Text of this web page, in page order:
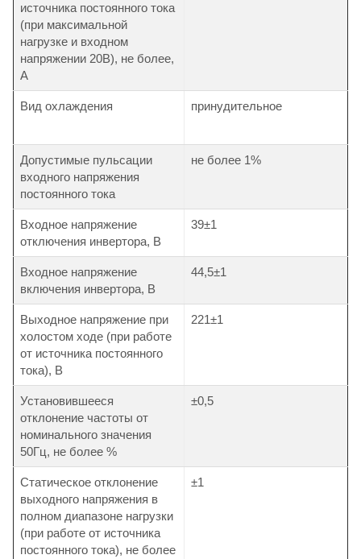
источника постоянного тока
(при максимальной
нагрузке и входном
напряжении 20В), не более,
А
Вид охлаждения принудительное
Допустимые пульсации
входного напряжения
постоянного тока
не более 1%
Входное напряжение
отключения инвертора, В
39±1
Входное напряжение
включения инвертора, В
44,5±1
Выходное напряжение при
холостом ходе (при работе
от источника постоянного
тока), В
221±1
Установившееся
отклонение частоты от
номинального значения
50Гц, не более %
±0,5
Статическое отклонение
выходного напряжения в
полном диапазоне нагрузки
(при работе от источника
постоянного тока), не более
±1